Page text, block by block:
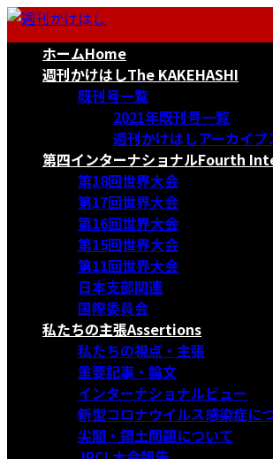
コ
ナ
ホームHome
週刊かけはしThe KAKEHASHI
既刊号一覧
2021年既刊号一覧
週刊かけはしアーカイブ
第四インターナショナルFourth
第18回世界大会
第17回世界大会
第16回世界大会
第15回世界大会
第11回世界大会
日本支部関連
国際委員会
私たちの主張Assertions
私たちの視点・主張
重要記事・論文
インターナショナルビュー
新型コロナウイルス感染症に
尖閣・領土問題について